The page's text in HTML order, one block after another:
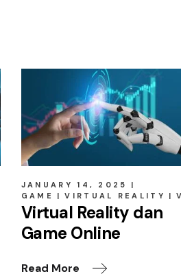
JANUARY 14, 2025
GAME
VIRTUAL REALITY
Virtual Reality dan
Game Online
Read More